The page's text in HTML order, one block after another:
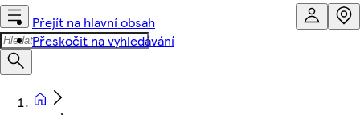
Přejít na hlavní obsah
Přeskočit na vyhledávání